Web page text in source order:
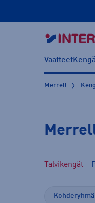
Vaatteet
Merrell
Talvikengät
Kohderyhmä